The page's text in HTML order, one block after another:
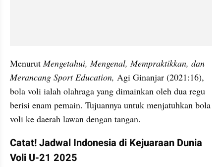
Menurut Mengetahui, Mengenal, Mempraktikkan, dan
Merancang Sport Education, Agi Ginanjar (2021:16),
bola voli ialah olahraga yang dimainkan oleh dua regu
berisi enam pemain. Tujuannya untuk menjatuhkan bola
voli ke daerah lawan dengan tangan.
Catat! Jadwal Indonesia di Kejuaraan Dunia
Voli U-21 2025